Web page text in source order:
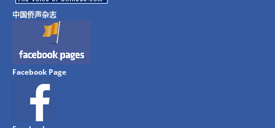
中国侨声杂志
Facebook Page